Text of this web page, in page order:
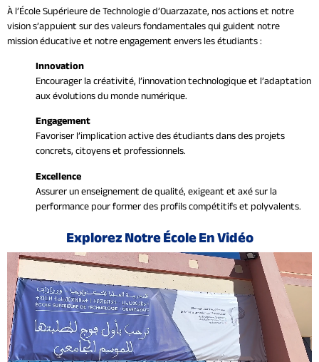
À l’École Supérieure de Technologie d’Ouarzazate, nos actions et notre
vision s’appuient sur des valeurs fondamentales qui guident notre
mission éducative et notre engagement envers les étudiants :
Innovation
Encourager la créativité, l’innovation technologique et l’adaptation
aux évolutions du monde numérique.
Engagement
Favoriser l’implication active des étudiants dans des projets
concrets, citoyens et professionnels.
Excellence
Assurer un enseignement de qualité, exigeant et axé sur la
performance pour former des profils compétitifs et polyvalents.
Explorez Notre École En Vidéo